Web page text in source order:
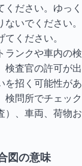
ださい。ゆっく
いでください。
ください。
ランクや車内の検
検査官の許可が出
を招く可能性があ
検問所でチェック
）、車両、荷物お
図の意味